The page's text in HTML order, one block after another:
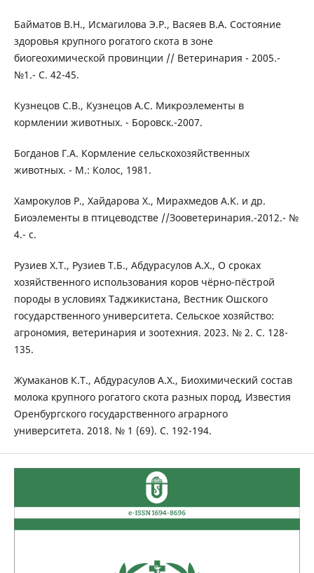
Байматов В.Н., Исмагилова Э.Р., Васяев В.А. Состояние
здоровья крупного рогатого скота в зоне
биогеохимической провинции // Ветеринария - 2005.-
№1.- С. 42-45.
Кузнецов С.В., Кузнецов А.С. Микроэлементы в
кормлении животных. - Боровск.-2007.
Богданов Г.А. Кормление сельскохозяйственных
животных. - М.: Колос, 1981.
Хамрокулов Р., Хайдарова Х., Мирахмедов А.К. и др.
Биоэлементы в птицеводстве //Зооветеринария.-2012.- №
4.- с.
Рузиев Х.Т., Рузиев Т.Б., Абдурасулов А.Х., О сроках
хозяйственного использования коров чёрно-пёстрой
породы в условиях Таджикистана, Вестник Ошского
государственного университета. Сельское хозяйство:
агрономия, ветеринария и зоотехния. 2023. № 2. С. 128-
135.
Жумаканов К.Т., Абдурасулов А.Х., Биохимический состав
молока крупного рогатого скота разных пород, Известия
Оренбургского государственного аграрного
университета. 2018. № 1 (69). С. 192-194.